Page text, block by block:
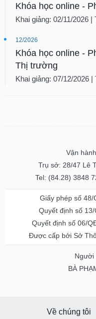
Khóa học online -
Khai giảng: 02/11/2026
12/2026
Khóa học online -
Thị trường
Khai giảng: 07/12/2026
Vận
Trụ sở: 28/47 Lê
Tel: (84.28) 3848
Giấy phép số 48/
Quyết định số
Quyết định số 06/
Được cấp bởi Sở
Người
BÀ
Về chúng tôi